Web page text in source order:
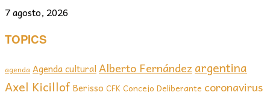
7 agosto, 2026
TOPICS
agenda Agenda culturalAlberto Fernández argentina
Axel Kicillof Berisso CFKConcejo Deliberante coronavirus